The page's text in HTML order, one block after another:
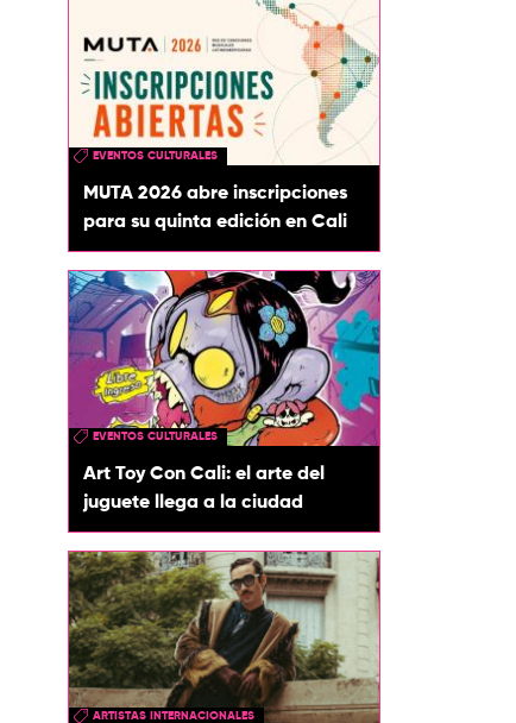
EVENTOS CULTURALES
MUTA 2026 abre inscripciones
para su quinta edición en Cali
EVENTOS CULTURALES
Art Toy Con Cali: el arte del
juguete llega a la ciudad
ARTISTAS INTERNACIONALES